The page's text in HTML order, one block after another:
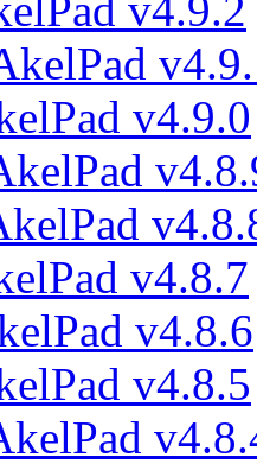
v4.9.0
v4.8.7
v4.8.6
v4.8.5